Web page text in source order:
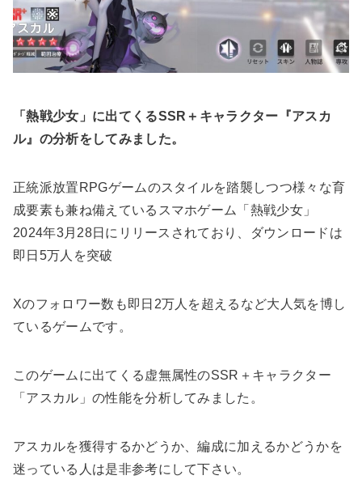
「熱戦少女」に出てくるSSR＋キャラクター『アスカ
ル』の分析をしてみました。
正統派放置RPGゲームのスタイルを踏襲しつつ様々な育
成要素も兼ね備えているスマホゲーム「熱戦少女」
2024年3月28日にリリースされており、ダウンロードは
即日5万人を突破
Xのフォロワー数も即日2万人を超えるなど大人気を博し
ているゲームです。
このゲームに出てくる虚無属性のSSR＋キャラクター
「アスカル」の性能を分析してみました。
アスカルを獲得するかどうか、編成に加えるかどうかを
迷っている人は是非参考にして下さい。